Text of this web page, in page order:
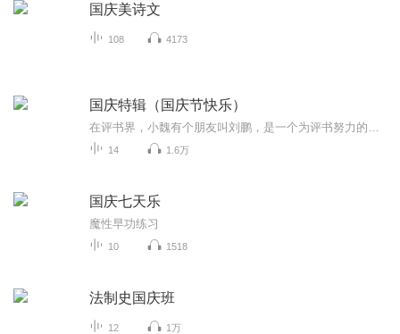
国庆美诗文
108 4173
国庆特辑（国庆节快乐）
14 1.6万
国庆七天乐
魔性早功练习
10 1518
法制史国庆班
12 1万